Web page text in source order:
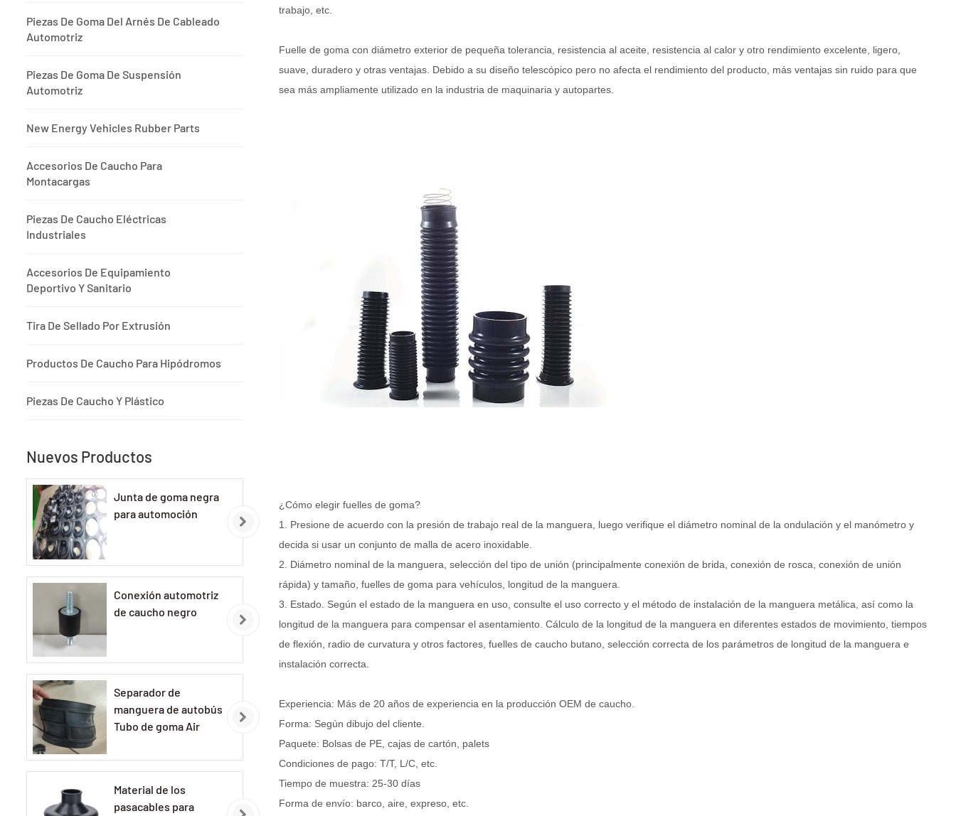
trabajo, etc.
Fuelle de goma con diámetro exterior de pequeña tolerancia, resistencia al aceite, resistencia al calor y otro rendimiento excelente, ligero,
suave, duradero y otras ventajas. Debido a su diseño telescópico pero no afecta el rendimiento del producto, más ventajas sin ruido para que
sea más ampliamente utilizado en la industria de maquinaria y autopartes.
¿Cómo elegir fuelles de goma?
1. Presione de acuerdo con la presión de trabajo real de la manguera, luego verifique el diámetro nominal de la ondulación y el manómetro y
decida si usar un conjunto de malla de acero inoxidable.
2. Diámetro nominal de la manguera, selección del tipo de unión (principalmente conexión de brida, conexión de rosca, conexión de unión
rápida) y tamaño, fuelles de goma para vehículos, longitud de la manguera.
3. Estado. Según el estado de la manguera en uso, consulte el uso correcto y el método de instalación de la manguera metálica, así como la
longitud de la manguera para compensar el asentamiento. Cálculo de la longitud de la manguera en diferentes estados de movimiento, tiempos
de flexión, radio de curvatura y otros factores, fuelles de caucho butano, selección correcta de los parámetros de longitud de la manguera e
instalación correcta.
Experiencia: Más de 20 años de experiencia en la producción OEM de caucho.
Forma: Según dibujo del cliente.
Paquete: Bolsas de PE, cajas de cartón, palets
Condiciones de pago: T/T, L/C, etc.
Tiempo de muestra: 25-30 días
Forma de envío: barco, aire, expreso, etc.
Piezas De Goma Del Arnés De Cableado
Automotriz
Piezas De Goma De Suspensión
Automotriz
New Energy Vehicles Rubber Parts
Accesorios De Caucho Para
Montacargas
Piezas De Caucho Eléctricas
Industriales
Accesorios De Equipamiento
Deportivo Y Sanitario
Tira De Sellado Por Extrusión
Productos De Caucho Para Hipódromos
Piezas De Caucho Y Plástico
Nuevos Productos
Junta de goma negra
para automoción
Conexión automotriz
de caucho negro
Separador de
manguera de autobús
Tubo de goma Air
Material de los
pasacables para